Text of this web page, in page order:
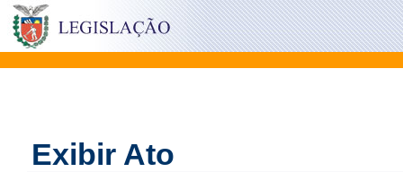
Exibir Ato